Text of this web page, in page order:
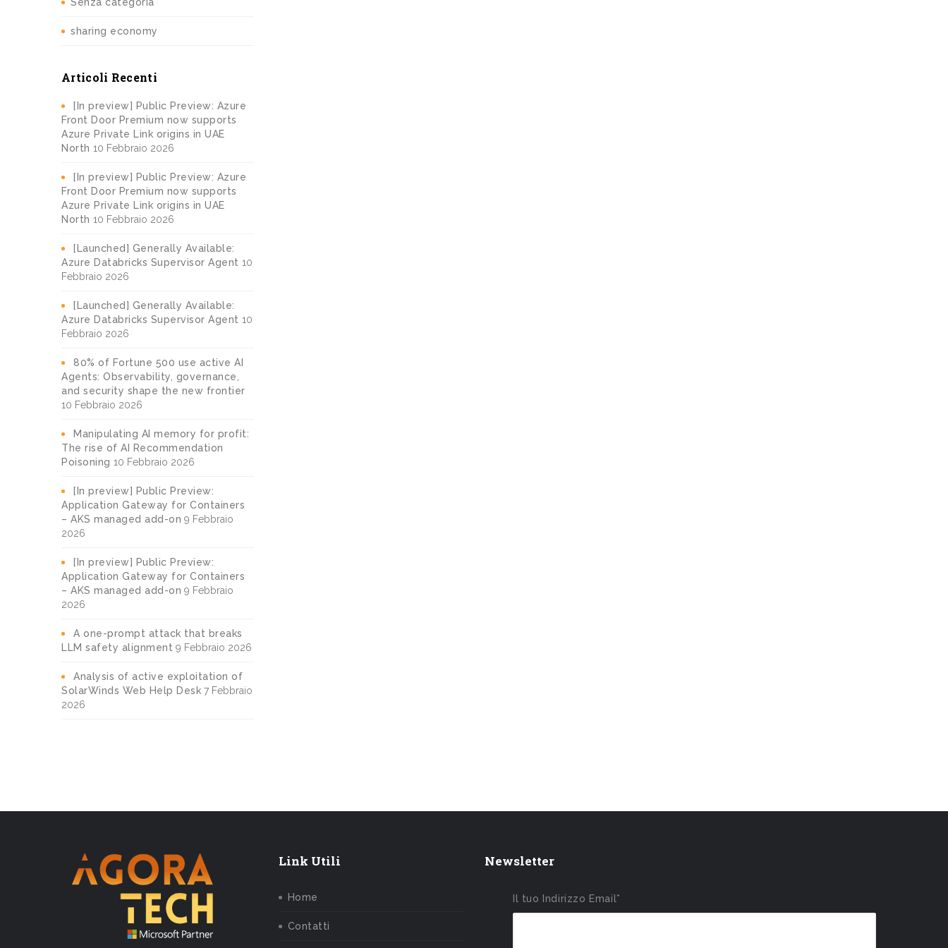
sharing economy
Articoli Recenti
[In preview] Public Preview: Azure
Front Door Premium now supports
Azure Private Link origins in UAE
North 10 Febbraio 2026
[In preview] Public Preview: Azure
Front Door Premium now supports
Azure Private Link origins in UAE
North 10 Febbraio 2026
[Launched] Generally Available:
Azure Databricks Supervisor Agent 10
Febbraio 2026
[Launched] Generally Available:
Azure Databricks Supervisor Agent 10
Febbraio 2026
80% of Fortune 500 use active AI
Agents: Observability, governance,
and security shape the new frontier
10 Febbraio 2026
Manipulating AI memory for profit:
The rise of AI Recommendation
Poisoning 10 Febbraio 2026
[In preview] Public Preview:
Application Gateway for Containers
– AKS managed add-on 9 Febbraio
2026
[In preview] Public Preview:
Application Gateway for Containers
– AKS managed add-on 9 Febbraio
2026
A one-prompt attack that breaks
LLM safety alignment 9 Febbraio 2026
Analysis of active exploitation of
SolarWinds Web Help Desk 7 Febbraio
2026
Link Utili
Home
Contatti
Newsletter
Il tuo Indirizzo Email*